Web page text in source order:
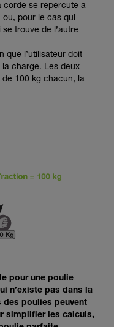
capacité à refaire
sécurité, avant
de techniques
exister d’autres
ici.
corde se répercute à
ou, pour le cas qui
trouve de l’autre
que l’utilisateur doit
charge. Les deux
100 kg chacun, la
pour une poulie
n’existe pas dans la
des poulies peuvent
simplifier les calculs,